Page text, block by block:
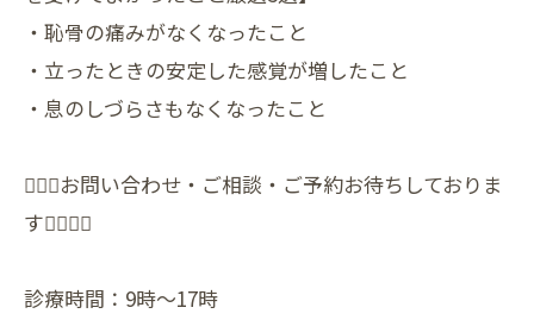
・恥骨の痛みがなくなったこと
・立ったときの安定した感覚が増したこと
・息のしづらさもなくなったこと
🙇🏻‍♀️お問い合わせ・ご相談・ご予約お待ちしておりま
す🙇🏻‍♀️✨️
診療時間：9時〜17時